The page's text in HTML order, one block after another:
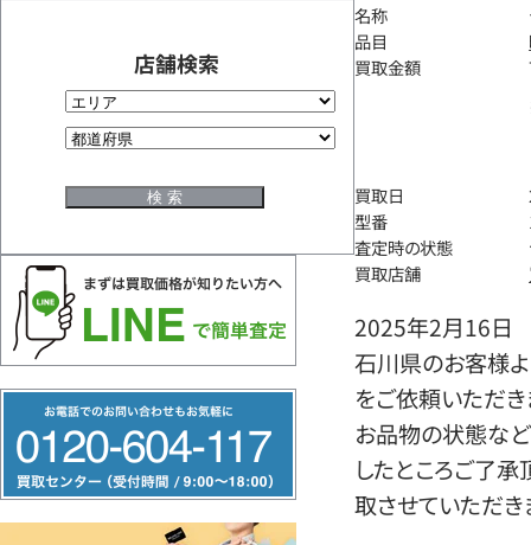
店舗検索
リ
ー
名称
品目
買取金額
買取日
型番
査定時の状態
買取店舗
2025年2月16日
石川県のお客様よ
をご依頼いただき
お品物の状態など
したところご了
取させていただき